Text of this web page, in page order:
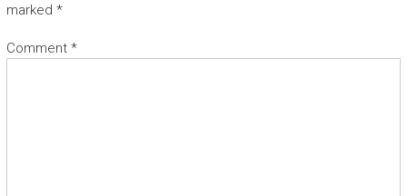
marked *
Comment *